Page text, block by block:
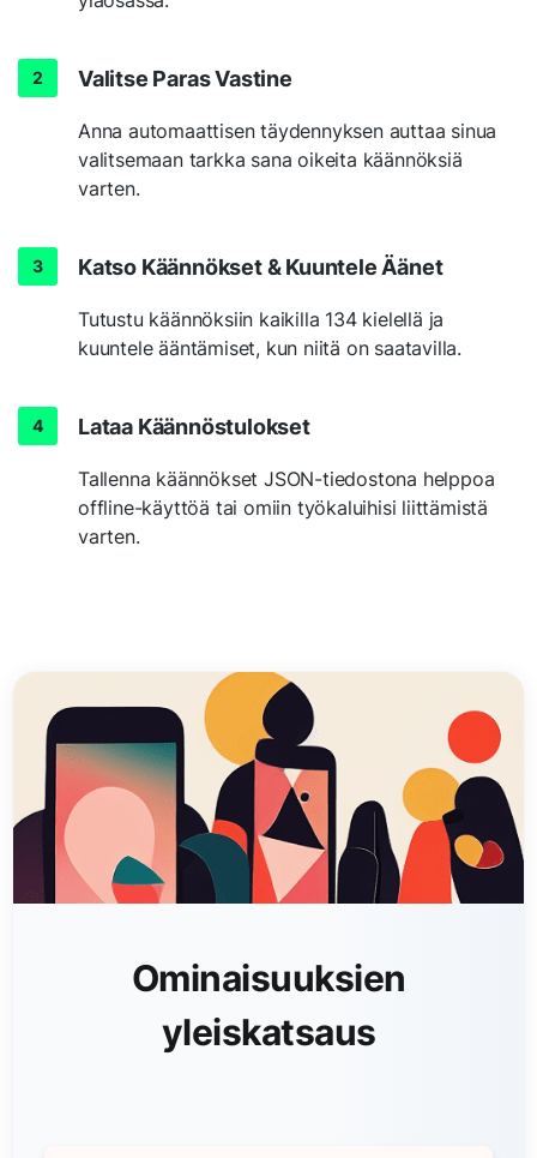
Valitse Paras Vastine
Anna automaattisen täydennyksen auttaa sinua
valitsemaan tarkka sana oikeita käännöksiä
varten.
Katso Käännökset & Kuuntele Äänet
Tutustu käännöksiin kaikilla 134 kielellä ja
kuuntele ääntämiset, kun niitä on saatavilla.
Lataa Käännöstulokset
Tallenna käännökset JSON-tiedostona helppoa
offline-käyttöä tai omiin työkaluihisi liittämistä
varten.
Ominaisuuksien
yleiskatsaus